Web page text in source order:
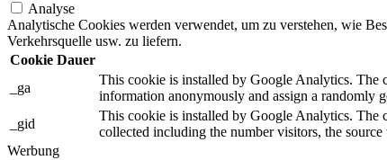
Analyse
Analytische Cookies werden verwendet, um zu verstehen, wie
Verkehrsquelle usw. zu liefern.
Cookie Dauer
_ga
This cookie is installed by Google Analytics. The
information anonymously and assign a randomly
_gid
This cookie is installed by Google Analytics. The
collected including the number visitors, the
Werbung